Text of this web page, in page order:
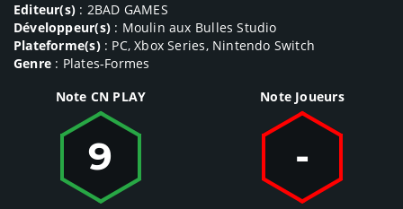
Editeur(s) : 2BAD GAMES
Développeur(s): Moulin aux Bulles Studio
Plateforme(s): PC, Xbox Series, Nintendo Switch
Genre : Plates-Formes
Note CN PLAY
9
Note Joueurs
-